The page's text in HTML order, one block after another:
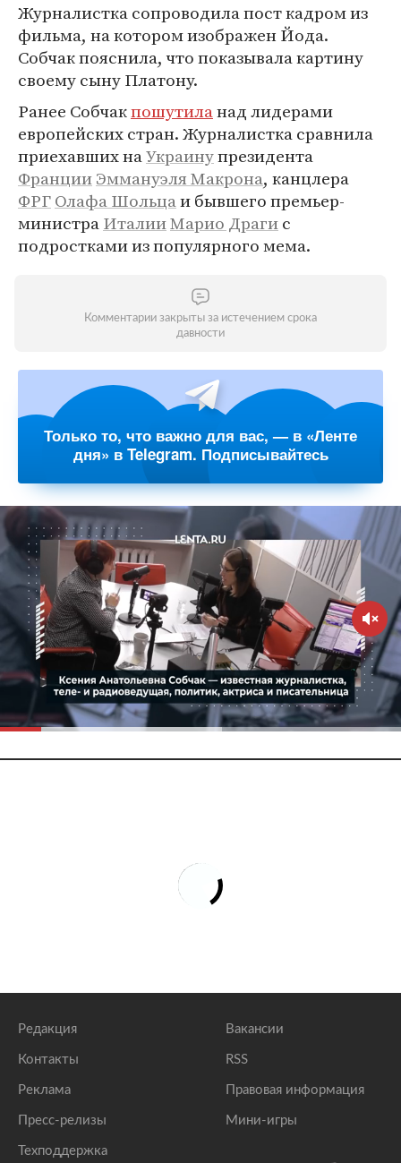
Журналистка сопроводила пост кадром из
фильма, на котором изображен Йода.
Собчак пояснила, что показывала картину
своему сыну Платону.
Ранее Собчакпошутиланад лидерами
европейских стран. Журналистка сравнила
приехавших наУкраинупрезидента
ФранцииЭммануэля Макрона, канцлера
ФРГОлафа Шольцаи бывшего премьер-
министраИталииМарио Драгис
подростками из популярного мема.
Комментарии закрыты за истечением срока
давности
Только то, что важно для вас, — в «Ленте
дня» в Telegram. Подписывайтесь
Редакция
Контакты
Реклама
Пресс-релизы
Техподдержка
Вакансии
RSS
Правовая информация
Мини-игры